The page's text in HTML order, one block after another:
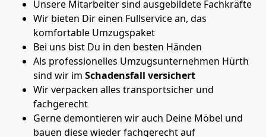
Unsere Mitarbeiter sind ausgebildete Fachkräfte
Wir bieten Dir einen Fullservice an, das
komfortable Umzugspaket
Bei uns bist Du in den besten Händen
Als professionelles Umzugsunternehmen Hürth
sind wir im Schadensfall versichert
Wir verpacken alles transportsicher und
fachgerecht
Gerne demontieren wir auch Deine Möbel und
bauen diese wieder fachgerecht auf